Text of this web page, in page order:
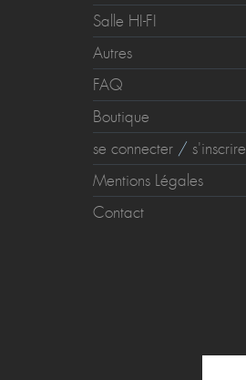
Salle HI-FI
Autres
FAQ
Boutique
se connecter / s'inscrire
Mentions Légales
Contact